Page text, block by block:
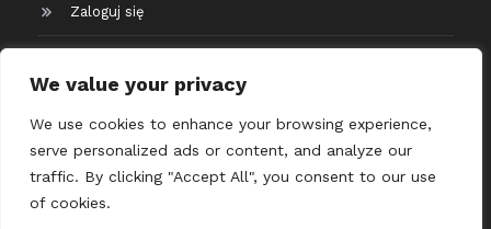
We value your privacy
We use cookies to enhance your browsing experience,
serve personalized ads or content, and analyze our
traffic. By clicking "Accept All", you consent to our use
of cookies.
Zaloguj się
WordPress.org